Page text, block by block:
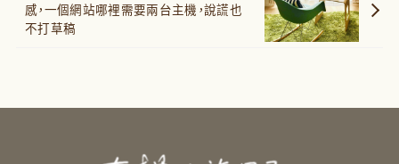
感，一個網站哪裡需要兩台主機，說謊也
不打草稿